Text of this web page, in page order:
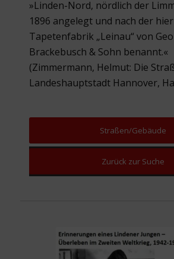
»Linden-Nord, nördlich der
1896 angelegt und nach der
Tapetenfabrik „Leinau“ von
Brackebusch & Sohn benannt.«
(Zimmermann, Helmut: Die
Landeshauptstadt Hannover,
Straßen/Gebäude
Zurück zur Suche